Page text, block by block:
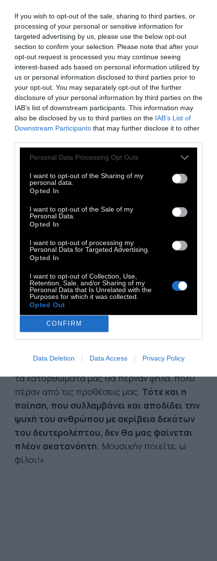
If you wish to opt-out of the sale, sharing to third parties, or
processing of your personal or sensitive information for
targeted advertising by us, please use the below opt-out
section to confirm your selection. Please note that after your
opt-out request is processed you may continue seeing
interest-based ads based on personal information utilized by
us or personal information disclosed to third parties prior to
your opt-out. You may separately opt-out of the further
disclosure of your personal information by third parties on the
IAB’s list of downstream participants. This information may
also be disclosed by us to third parties on the IAB’s List of
Downstream Participants that may further disclose it to other
Personal Data Processing Opt Outs
I want to opt-out of the Sharing of my
personal data.
Opted In
I want to opt-out of the Sale of my
Personal Data.
Opted In
I want to opt-out of processing my
Personal Data for Targeted Advertising.
Opted In
I want to opt-out of Collection, Use,
Retention, Sale, and/or Sharing of my
Personal Data that Is Unrelated with the
Purposes for which it was collected.
Opted Out
CONFIRM
Data Deletion Data Access Privacy Policy
στουμπώσουν σε τέτοιο σημείο, που
κυριολεκτικά να μη βρίσκει τρόπο να
υποδηλώσει την παρουσία του· να ’ναι σαν να
μην αφορά τουλάχιστον τη δική τους
περίπτωση.
Στο άλλο άκρο υπάρχουν οι μοναχικές
υπάρξεις, οι ασκητές, οι στυλίτες στο είδος
τους, που του αρνούνται τροφή κι
αισθάνονται ότι έτσι του έχουν αφαιρέσει
κάθε υπόσταση· ότι ζούνε χωρίς να
υπάγονται στους δικούς τους νόμους.
Τέλος, υπάρχουμε κι εμείς, οι άλλοι, που
ότι εάν δεν υπήρχε ο χρόνος θα μπορούσαμε
να ’μαστε οι αιώνιοι νεόνυμφοι μιας
αγνώστου ταυτότητας ευτυχίας. Ύστερα, το
βάζουμε κάτω, και κάνουμε πως δεν
«Υπάρχει για όλα τα πράγματα μια έσχατη
εκδοχή, που δεν ωφελεί σε τίποτα να την
αγνοούμε ή να την περιπαίζουμε. Τα εμπόδια
που μας τίθενται σήμερα τελούν υπό συνεχή
δεν θα πέφτουν κάτω από τη βαλανιδιά, ενώ
τα κατορθώματά μας θα περνάν ψηλά, πολύ
πέραν από τις προθέσεις μας. Τότε και η
ποίηση, που συλλαμβάνει και αποδίδει την
ψυχή του ανθρώπου με ακρίβεια δεκάτων
του δευτερολέπτου, δεν θα μας φαίνεται
πλέον ακατανόητη. Μουσικήν ποιείτε, ω
φίλοι!».